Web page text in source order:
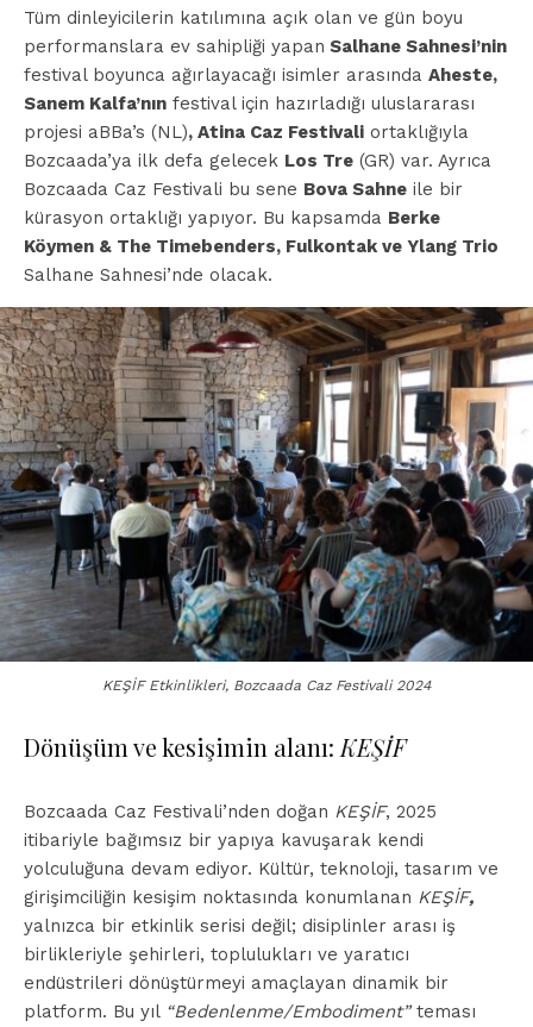
Tüm dinleyicilerin katılımına açık olan ve gün boyu
performanslara ev sahipliği yapan Salhane Sahnesi’nin
festival boyunca ağırlayacağı isimler arasında Aheste,
Sanem Kalfa’nın festival için hazırladığı uluslararası
projesi aBBa’s (NL), Atina Caz Festivali ortaklığıyla
Bozcaada’ya ilk defa gelecek Los Tre (GR) var. Ayrıca
Bozcaada Caz Festivali bu sene Bova Sahne ile bir
kürasyon ortaklığı yapıyor. Bu kapsamda Berke
Köymen & The Timebenders, Fulkontak ve Ylang Trio
Salhane Sahnesi’nde olacak.
KEŞİF Etkinlikleri, Bozcaada Caz Festivali 2024
Dönüşüm ve kesişimin alanı: KEŞİF
Bozcaada Caz Festivali’nden doğan KEŞİF, 2025
itibariyle bağımsız bir yapıya kavuşarak kendi
yolculuğuna devam ediyor. Kültür, teknoloji, tasarım ve
girişimciliğin kesişim noktasında konumlanan KEŞİF,
yalnızca bir etkinlik serisi değil; disiplinler arası iş
birlikleriyle şehirleri, toplulukları ve yaratıcı
endüstrileri dönüştürmeyi amaçlayan dinamik bir
platform. Bu yıl “Bedenlenme/Embodiment”teması